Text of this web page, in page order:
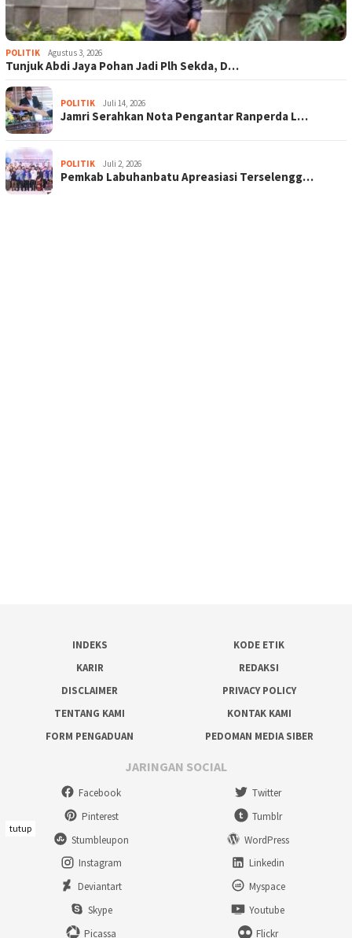
POLITIK Agustus 3, 2026
Tunjuk Abdi Jaya Pohan Jadi Plh Sekda, D…
POLITIK Juli 14, 2026
Jamri Serahkan Nota Pengantar Ranperda L…
POLITIK Juli 2, 2026
Pemkab Labuhanbatu Apreasiasi Terselengg…
INDEKS
KODE ETIK
KARIR
REDAKSI
DISCLAIMER
PRIVACY POLICY
TENTANG KAMI
KONTAK KAMI
FORM PENGADUAN
PEDOMAN MEDIA SIBER
JARINGAN SOCIAL
Facebook
Twitter
Pinterest
Tumblr
Stumbleupon
WordPress
Instagram
Linkedin
Deviantart
Myspace
Skype
Youtube
Picassa
Flickr
tutup